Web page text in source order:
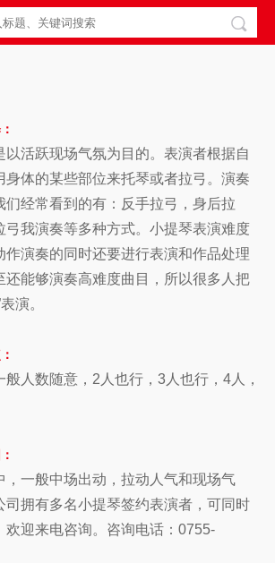
活跃现场气氛为目的。表演者根据自
身体的某些部位来托琴或者拉弓。演奏
们经常看到的有：反手拉弓，身后拉
弓我演奏等多种方式。小提琴表演难度
作演奏的同时还要进行表演和作品处理
还能够演奏高难度曲目，所以很多人把
演。
数随意，2人也行，3人也行，4人，
，一般中场出动，拉动人气和现场气
司拥有多名小提琴签约表演者，可同时
欢迎来电咨询。咨询电话：0755-